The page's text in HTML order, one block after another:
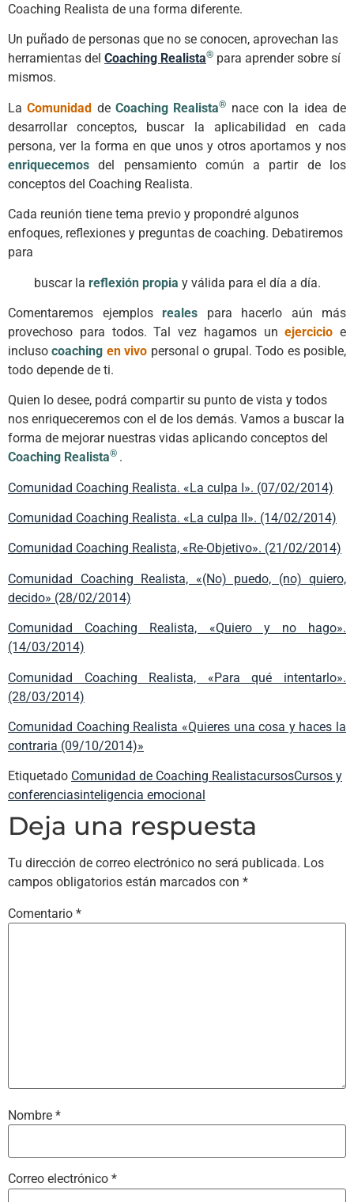
Coaching Realista de una forma diferente.
Un puñado de personas que no se conocen, aprovechan las
herramientas del Coaching Realista® para aprender sobre sí
mismos.
La Comunidad deCoaching Realista® nace con la idea de
desarrollar conceptos, buscar la aplicabilidad en cada
persona, ver la forma en que unos y otros aportamos y nos
enriquecemosdel pensamiento común a partir de los
conceptos del Coaching Realista.
Cada reunión tiene tema previo y propondré algunos
enfoques, reflexiones y preguntas de coaching. Debatiremos
para
buscar la reflexión propia y válida para el día a día.
Comentaremos ejemplos reales
para hacerlo aún más
provechoso para todos. Tal vez hagamos unejercicio e
inclusocoaching en vivo personal o grupal. Todo es posible,
todo depende de ti.
Quien lo desee, podrá compartir su punto de vista y todos
nos enriqueceremos con el de los demás. Vamos a buscar la
forma de mejorar nuestras vidas aplicando conceptos del
Coaching Realista® .
Comunidad Coaching Realista. «La culpa I». (07/02/2014)
Comunidad Coaching Realista. «La culpa II». (14/02/2014)
Comunidad Coaching Realista, «Re-Objetivo». (21/02/2014)
Comunidad Coaching Realista, «(No) puedo, (no) quiero,
decido» (28/02/2014)
Comunidad Coaching Realista, «Quiero y no hago».
(14/03/2014)
Comunidad Coaching Realista, «Para qué intentarlo».
(28/03/2014)
Comunidad Coaching Realista «Quieres una cosa y haces la
contraria (09/10/2014)»
Etiquetado Comunidad de Coaching RealistacursosCursos y
conferenciasinteligencia emocional
Deja una respuesta
Tu dirección de correo electrónico no será publicada. Los
campos obligatorios están marcados con *
Comentario *
Nombre *
Correo electrónico *